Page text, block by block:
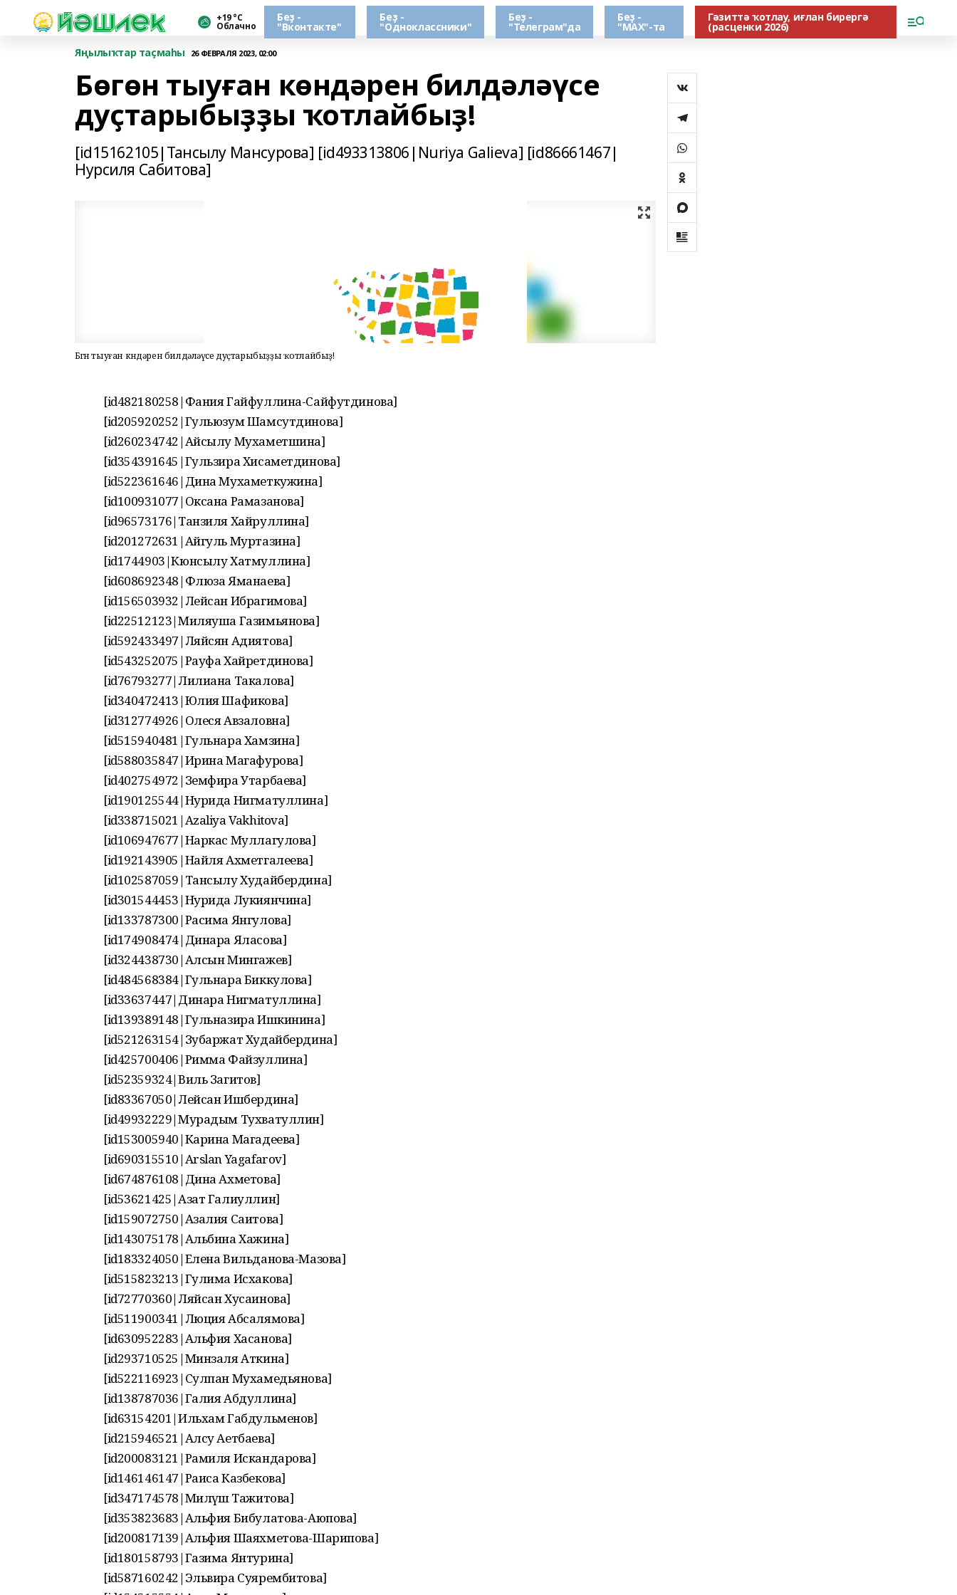
+19 °С
Облачно
Беҙ -
"Вконтакте"
Беҙ -
"Одноклассники"
Беҙ -
"Телеграм"да
Беҙ -
"МАХ"-та
Гәзиттә ҡотлау, иғлан бирергә
(расценки 2026)
Яңылыҡтар таҫмаһы
26 ФЕВРАЛЯ 2023, 02:00
Бөгөн тыуған көндәрен билдәләүсе
дуҫтарыбыҙҙы ҡотлайбыҙ!
[id15162105|Тансылу Мансурова] [id493313806|Nuriya Galieva] [id86661467|
Нурсиля Сабитова]
Бөгөн тыуған көндәрен билдәләүсе дуҫтарыбыҙҙы ҡотлайбыҙ!
[id482180258|Фания Гайфуллина-Сайфутдинова]
[id205920252|Гульюзум Шамсутдинова]
[id260234742|Айсылу Мухаметшина]
[id354391645|Гульзира Хисаметдинова]
[id522361646|Дина Мухаметкужина]
[id100931077|Оксана Рамазанова]
[id96573176|Танзиля Хайруллина]
[id201272631|Айгуль Муртазина]
[id1744903|Кюнсылу Хатмуллина]
[id608692348|Флюза Яманаева]
[id156503932|Лейсан Ибрагимова]
[id22512123|Миляуша Газимьянова]
[id592433497|Ляйсян Адиятова]
[id543252075|Рауфа Хайретдинова]
[id76793277|Лилиана Такалова]
[id340472413|Юлия Шафикова]
[id312774926|Олеся Авзаловна]
[id515940481|Гульнара Хамзина]
[id588035847|Ирина Магафурова]
[id402754972|Земфира Утарбаева]
[id190125544|Нурида Нигматуллина]
[id338715021|Azaliya Vakhitova]
[id106947677|Наркас Муллагулова]
[id192143905|Найля Ахметгалеева]
[id102587059|Тансылу Худайбердина]
[id301544453|Нурида Лукиянчина]
[id133787300|Расима Янгулова]
[id174908474|Динара Яласова]
[id324438730|Алсын Мингажев]
[id484568384|Гульнара Биккулова]
[id33637447|Динара Нигматуллина]
[id139389148|Гульназира Ишкинина]
[id521263154|Зубаржат Худайбердина]
[id425700406|Римма Файзуллина]
[id52359324|Виль Загитов]
[id83367050|Лейсан Ишбердина]
[id49932229|Мурадым Тухватуллин]
[id153005940|Карина Магадеева]
[id690315510|Arslan Yagafarov]
[id674876108|Дина Ахметова]
[id53621425|Азат Галиуллин]
[id159072750|Азалия Саитова]
[id143075178|Альбина Хажина]
[id183324050|Елена Вильданова-Мазова]
[id515823213|Гулима Исхакова]
[id72770360|Ляйсан Хусаинова]
[id511900341|Люция Абсалямова]
[id630952283|Альфия Хасанова]
[id293710525|Минзаля Аткина]
[id522116923|Сулпан Мухамедьянова]
[id138787036|Галия Абдуллина]
[id63154201|Ильхам Габдульменов]
[id215946521|Алсу Аетбаева]
[id200083121|Рамиля Искандарова]
[id146146147|Раиса Казбекова]
[id347174578|Миләүшә Тажитова]
[id353823683|Альфия Бибулатова-Аюпова]
[id200817139|Альфия Шаяхметова-Шарипова]
[id180158793|Газима Янтурина]
[id587160242|Эльвира Суярембитова]